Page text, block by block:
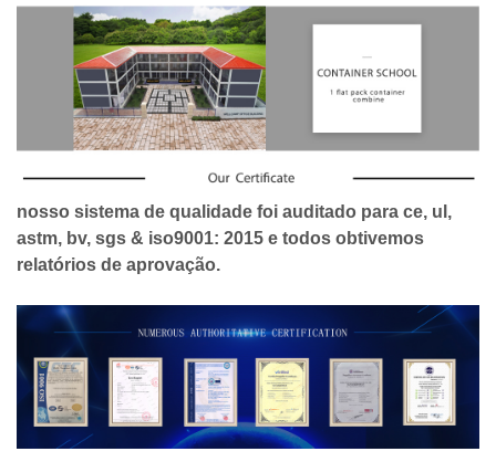
nosso sistema de qualidade foi auditado para ce, ul,
astm, bv, sgs & iso9001: 2015 e todos obtivemos
relatórios de aprovação.